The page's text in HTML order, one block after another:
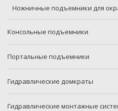
Ножничные подъемники для
Консольные подъемники
Портальные подъемники
Гидравлические домкраты
Гидравлические монтажные